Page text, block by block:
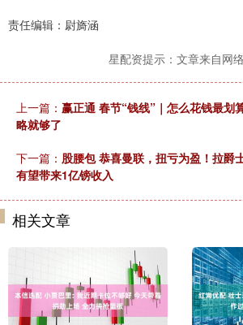
责任编辑：尉旖涵
星配资提示：文章来自网
上一篇： 赢正通 春节“钱线”｜怎么花钱最划
略就够了
下一篇： 股腰包 恭喜曼联，扭亏为盈！拉爵
有望带来1亿镑收入
相关文章